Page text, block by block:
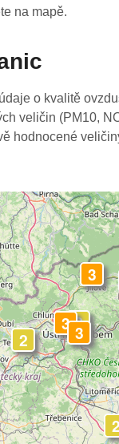
na mapě.
o kvalitě
veličin (PM10,
hodnocené
3 3
2
2
3
2